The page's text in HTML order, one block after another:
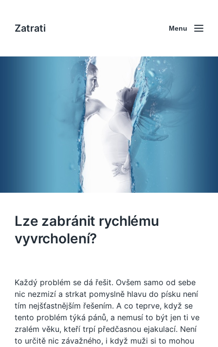
Zatrati Menu
Lze zabránit rychlému
vyvrcholení?
Každý problém se dá řešit. Ovšem samo od sebe
nic nezmizí a strkat pomyslně hlavu do písku není
tím nejšťastnějším řešením. A co teprve, když se
tento problém týká pánů, a nemusí to být jen ti ve
zralém věku, kteří trpí předčasnou ejakulací. Není
to určitě nic závažného, i když muži si to mohou